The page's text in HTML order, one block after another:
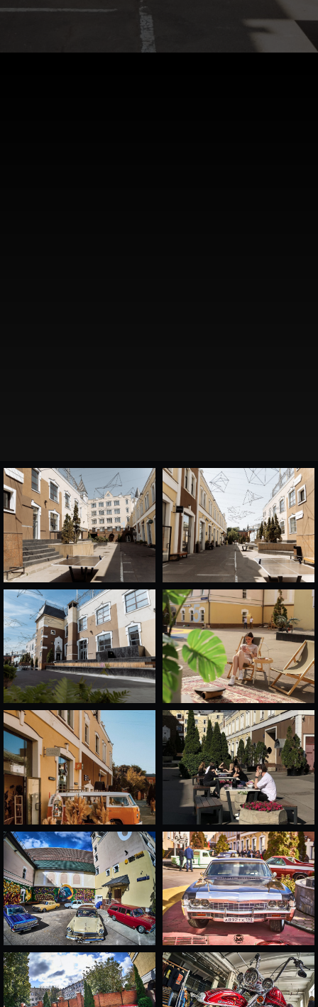
СЕЙЧАС ЭТОТ ЛОФТ НЕ
АКТИВЕН НА НАШЕМ
САЙТЕ
посмотрите другие площадки, которые могут
вам подойти
СМОТРЕТЬ ЛОФТЫ